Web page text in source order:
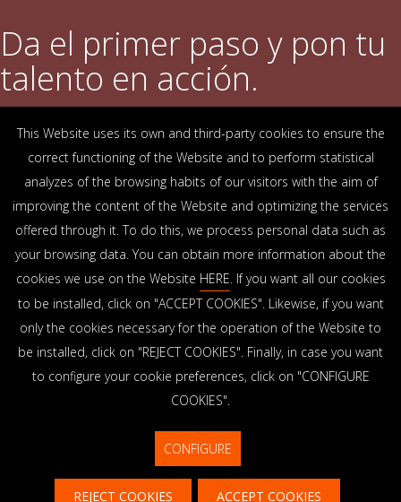
Da el primer paso y pon tu
talento en acción.
DESCUBRE QUÉ OFRECEMOS
OFICINAS
Arrasate-Mondragón Bilbao
Zamudio
Donostia-San Sebastián
Vitoria-Gasteiz
Madrid
El Astillero Bidart
CP 20500 GIPUZKOA – SPAIN
info@lksnext.com
Privacy policy
Internal Information System
This Website uses its own and third-party cookies to ensure the
correct functioning of the Website and to perform statistical
analyzes of the browsing habits of our visitors with the aim of
improving the content of the Website and optimizing the services
offered through it. To do this, we process personal data such as
your browsing data. You can obtain more information about the
cookies we use on the Website HERE. If you want all our cookies
to be installed, click on "ACCEPT COOKIES". Likewise, if you want
only the cookies necessary for the operation of the Website to
be installed, click on "REJECT COOKIES". Finally, in case you want
to configure your cookie preferences, click on "CONFIGURE
COOKIES".
CONFIGURE
REJECT COOKIES ACCEPT COOKIES